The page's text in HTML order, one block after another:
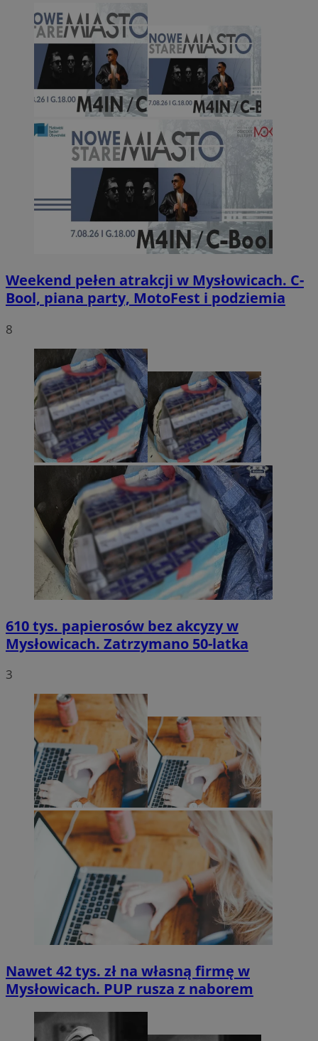
Weekend pełen atrakcji w Mysłowicach. C-
Bool, piana party, MotoFest i podziemia
8
610 tys. papierosów bez akcyzy w
Mysłowicach. Zatrzymano 50-latka
3
Nawet 42 tys. zł na własną firmę w
Mysłowicach. PUP rusza z naborem